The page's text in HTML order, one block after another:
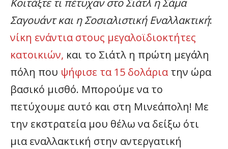
Κοιτάξτε τι πέτυχαν στο Σιάτλ η Σάμα
Σαγουάντ και η Σοσιαλιστική Εναλλακτική:
νίκη ενάντια στους μεγαλοϊδιοκτήτες
κατοικιών, και το Σιάτλ η πρώτη μεγάλη
πόλη που ψήφισε τα 15 δολάριατην ώρα
βασικό μισθό. Μπορούμε να το
πετύχουμε αυτό και στη Μινεάπολη! Με
την εκστρατεία μου θέλω να δείξω ότι
μια εναλλακτική στην αντεργατική